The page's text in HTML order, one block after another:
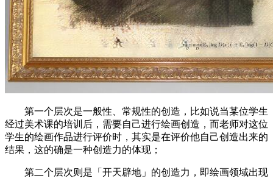
第一个层次是一般性、常规性的创造，比如说当某位学生
经过美术课的培训后，需要自己进行绘画创造，而老师对这位
学生的绘画作品进行评价时，其实是在评价他自己创造出来的
结果，这的确是一种创造力的体现；
第二个层次则是「开天辟地」的创造力，即绘画领域出现